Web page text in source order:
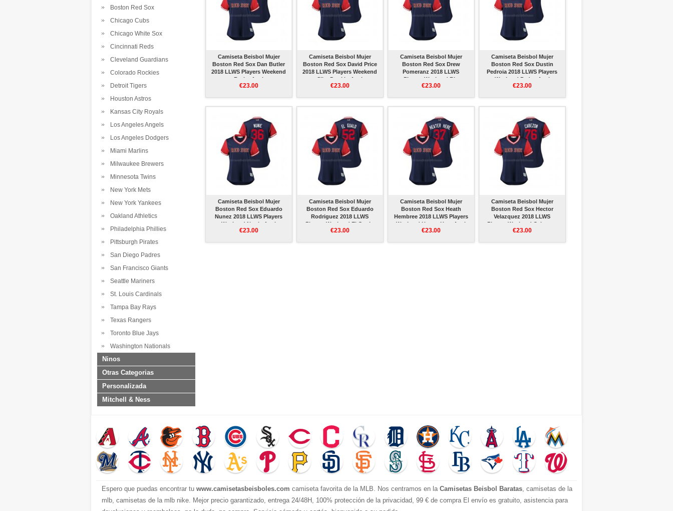
Boston Red Sox
Chicago Cubs
Chicago White Sox
Cincinnati Reds
Cleveland Guardians
Colorado Rockies
Detroit Tigers
Houston Astros
Kansas City Royals
Los Angeles Angels
Los Angeles Dodgers
Miami Marlins
Milwaukee Brewers
Minnesota Twins
New York Mets
New York Yankees
Oakland Athletics
Philadelphia Phillies
Pittsburgh Pirates
San Diego Padres
San Francisco Giants
Seattle Mariners
St. Louis Cardinals
Tampa Bay Rays
Texas Rangers
Toronto Blue Jays
Washington Nationals
Ninos
Otras Categorias
Personalizada
Mitchell & Ness
Camiseta Beisbol Mujer
Boston Red Sox Dan Butler
2018 LLWS Players Weekend
Butler Azul
€23.00
Camiseta Beisbol Mujer
Boston Red Sox David Price
2018 LLWS Players Weekend
Slim Dunkin Azul
€23.00
Camiseta Beisbol Mujer
Boston Red Sox Drew
Pomeranz 2018 LLWS
Players Weekend Big
Smooth Azul
€23.00
Camiseta Beisbol Mujer
Boston Red Sox Dustin
Pedroia 2018 LLWS Players
Weekend Pedey Azul
€23.00
Camiseta Beisbol Mujer
Boston Red Sox Eduardo
Nunez 2018 LLWS Players
Weekend Nunie Azul
€23.00
Camiseta Beisbol Mujer
Boston Red Sox Eduardo
Rodriguez 2018 LLWS
Players Weekend El Gualo
Azul
€23.00
Camiseta Beisbol Mujer
Boston Red Sox Heath
Hembree 2018 LLWS Players
Weekend Heater Here Azul
€23.00
Camiseta Beisbol Mujer
Boston Red Sox Hector
Velazquez 2018 LLWS
Players Weekend Cabezon
Azul
€23.00
Espero que puedas encontrar tu www.camisetasbeisboles.com camiseta favorita de la MLB. Nos centramos en la Camisetas Beisbol Baratas, camisetas de la
mlb, camisetas de la mlb nike. Mejor precio garantizado, entrega 24/48H, 100% protección de la privacidad, 99 € de compra El envío es gratuito, asistencia para